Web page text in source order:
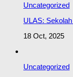
Uncategorized
ULAS:
18 Oct, 2025
Uncategorized